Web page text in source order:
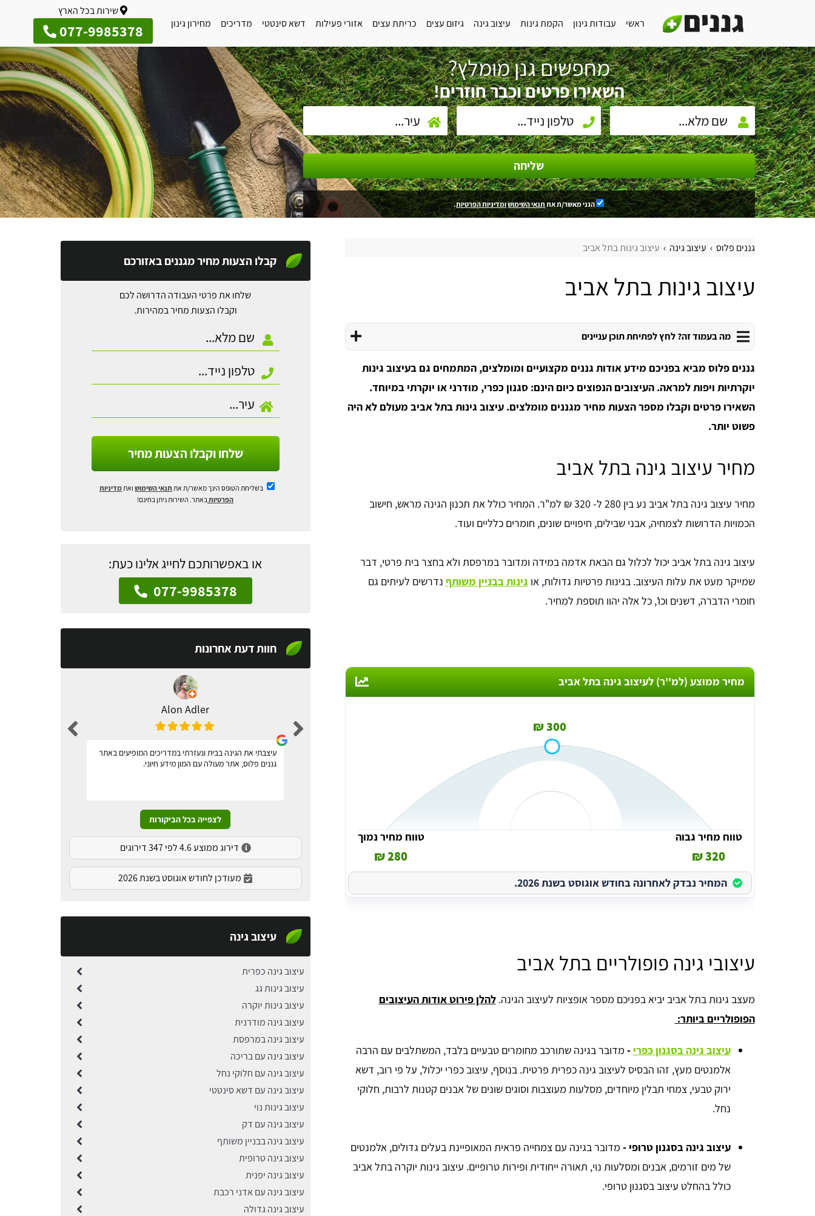
ראשי עבודות גינון הקמת גינות עיצוב גינה גיזום עצים כריתת עצים אזורי פעילות דשא סינטטי מדריכים מחירון גינון
שירות בכל הארץ
077-9985378
מחפשים גנן מומלץ?
השאירו פרטים וכבר חוזרים!
שליחה
הנני מאשר/ת את תנאי השימושומדיניות הפרטיות.
גננים פלוס עיצוב גינה עיצוב גינות בתל אביב
עיצוב גינות בתל אביב
מה בעמוד זה? לחץ לפתיחת תוכן עניינים
גננים פלוס מביא בפניכם מידע אודות גננים מקצועיים ומומלצים, המתמחים גם בעיצוב גינות
יוקרתיות ויפות למראה. העיצובים הנפוצים כיום הינם: סגנון כפרי, מודרני או יוקרתי במיוחד.
השאירו פרטים וקבלו מספר הצעות מחיר מגננים מומלצים. עיצוב גינות בתל אביב מעולם לא היה
פשוט יותר.
מחיר עיצוב גינה בתל אביב
מחיר עיצוב גינה בתל אביב נע בין 280 ל- 320 ₪ למ"ר. המחיר כולל את תכנון הגינה מראש, חישוב
הכמויות הדרושות לצמחיה, אבני שבילים, חיפויים שונים, חומרים כלליים ועוד.
עיצוב גינה בתל אביב יכול לכלול גם הבאת אדמה במידה ומדובר במרפסת ולא בחצר בית פרטי, דבר
שמייקר מעט את עלות העיצוב. בגינות פרטיות גדולות, או גינות בבניין משותף נדרשים לעיתים גם
חומרי הדברה, דשנים וכו', כל אלה יהוו תוספת למחיר.
מחיר ממוצע (למ''ר) לעיצוב גינה בתל אביב
300 ₪
טווח מחיר גבוה
320 ₪
טווח מחיר נמוך
280 ₪
המחיר נבדק לאחרונה בחודש אוגוסט בשנת 2026.
עיצובי גינה פופולריים בתל אביב
מעצב גינות בתל אביב יביא בפניכם מספר אופציות לעיצוב הגינה. להלן פירוט אודות העיצובים
הפופולריים ביותר:
עיצוב גינה בסגנון כפרי - מדובר בגינה שתורכב מחומרים טבעיים בלבד, המשתלבים עם הרבה
אלמנטים מעץ, זהו הבסיס לעיצוב גינה כפרית פרטית. בנוסף, עיצוב כפרי יכלול, על פי רוב, דשא
ירוק טבעי, צמחי תבלין מיוחדים, מסלעות מעוצבות וסוגים שונים של אבנים קטנות לרבות, חלוקי
נחל.
עיצוב גינה בסגנון טרופי - מדובר בגינה עם צמחייה פראית המאופיינת בעלים גדולים, אלמנטים
של מים זורמים, אבנים ומסלעות נוי, תאורה ייחודית ופירות טרופיים. עיצוב גינות יוקרה בתל אביב
כולל בהחלט עיצוב בסגנון טרופי.
קבלו הצעות מחיר מגננים באזורכם
שלחו את פרטי העבודה הדרושה לכם
וקבלו הצעות מחיר במהירות.
שלחו וקבלו הצעות מחיר
בשליחת הטופס הינך מאשר/ת את תנאי השימושואת מדיניות
הפרטיות באתר. השירות ניתן בחינם!
או באפשרותכם לחייג אלינו כעת:
077-9985378
חוות דעת אחרונות
Alon Adler
עיצבתי את הגינה בבית ונעזרתי במדריכים המופיעים באתר
גננים פלוס, אתר מעולה עם המון מידע חיוני.
מצאתי דרך האתר גנן להקמה של גינה חדשה, שירות
מעולה ומקצועי, תודה!
ממש כמו שכתוב. מקבלים כמה הצעות ומשווים מחירים!
עשיתי זאת והצלחתי גם לחסוך בעלות וגם לקבל שירות מעל
לצפייה בכל הביקורות
דירוג ממוצע 4.6 לפי 347 דירוגים
מעודכן לחודש אוגוסט בשנת 2026
עיצוב גינה
עיצוב גינה כפרית
עיצוב גינות גג
עיצוב גינות יוקרה
עיצוב גינה מודרנית
עיצוב גינה במרפסת
עיצוב גינה עם בריכה
עיצוב גינה עם חלוקי נחל
עיצוב גינה עם דשא סינטטי
עיצוב גינות נוי
עיצוב גינה עם דק
עיצוב גינה בבניין משותף
עיצוב גינה טרופית
עיצוב גינה יפנית
עיצוב גינה עם אדני רכבת
עיצוב גינה גדולה